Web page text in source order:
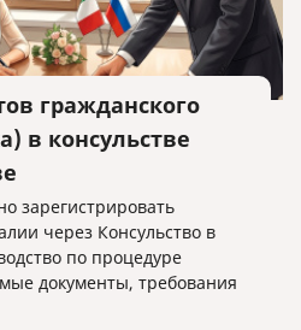
гражданского
в консульстве
зарегистрировать
через Консульство в
по процедуре
документы, требования